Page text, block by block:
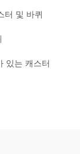
터 및 바퀴
있는 캐스터